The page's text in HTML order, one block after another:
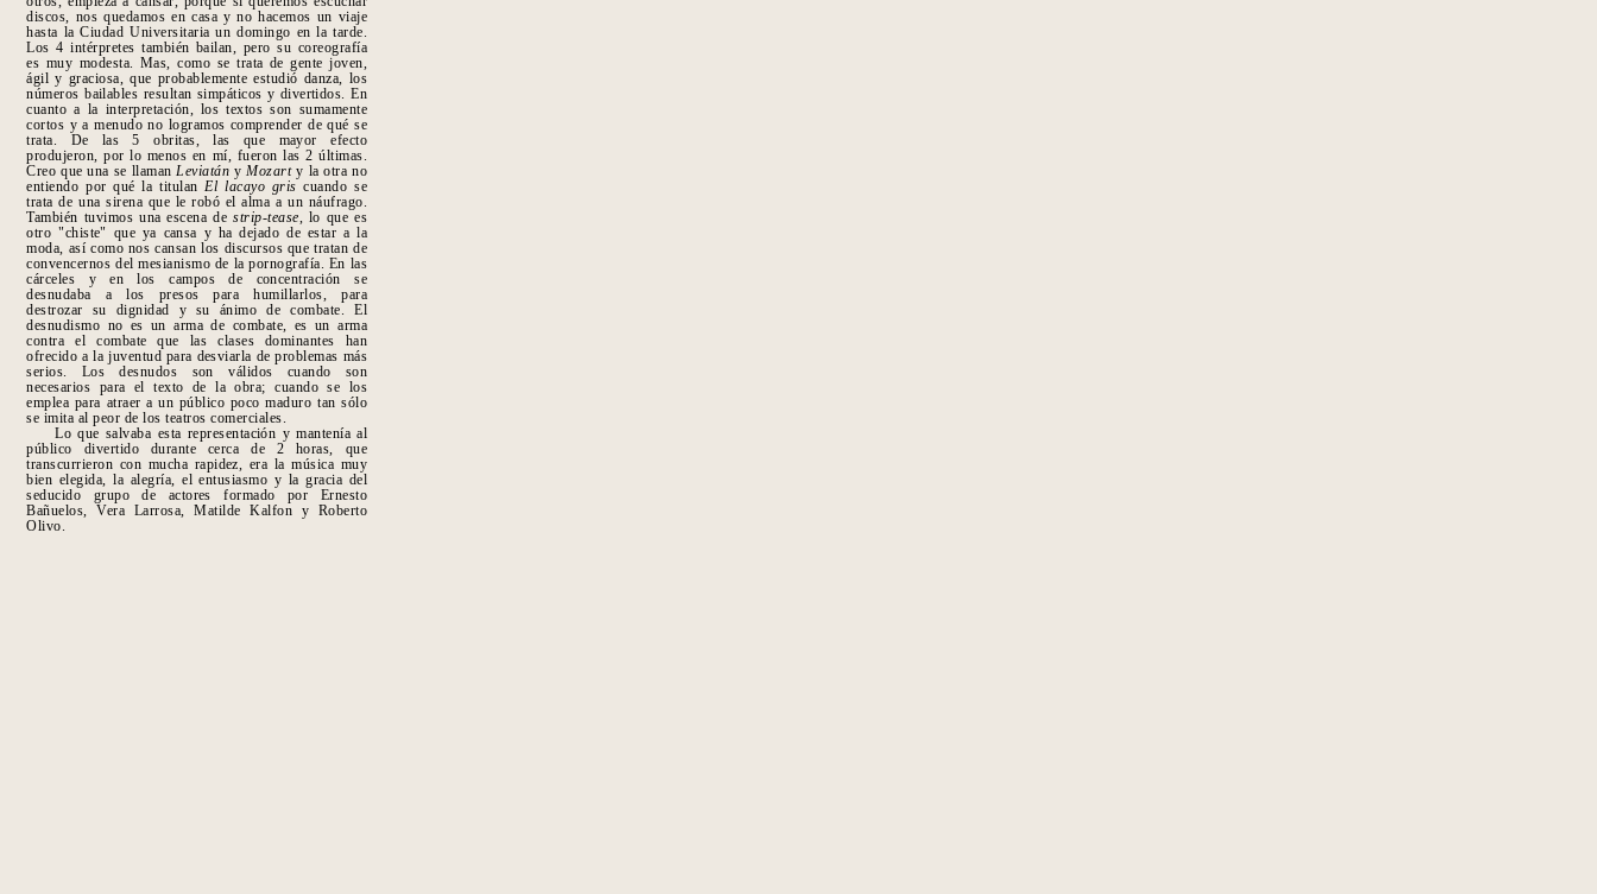
discos, nos quedamos en casa y no hacemos un viaje
hasta la Ciudad Universitaria un domingo en la tarde.
Los 4 intérpretes también bailan, pero su coreografía
es muy modesta. Mas, como se trata de gente joven,
ágil y graciosa, que probablemente estudió danza, los
números bailables resultan simpáticos y divertidos. En
cuanto a la interpretación, los textos son sumamente
cortos y a menudo no logramos comprender de qué se
trata. De las 5 obritas, las que mayor efecto
produjeron, por lo menos en mí, fueron las 2 últimas.
Creo que una se llaman Leviatán y Mozart y la otra no
entiendo por qué la titulan El lacayo gris cuando se
trata de una sirena que le robó el alma a un náufrago.
También tuvimos una escena destrip-tease , lo que es
otro "chiste" que ya cansa y ha dejado de estar a la
moda, así como nos cansan los discursos que tratan de
convencernos del mesianismo de la pornografía. En las
cárceles y en los campos de concentración se
desnudaba a los presos para humillarlos, para
destrozar su dignidad y su ánimo de combate. El
desnudismo no es un arma de combate, es un arma
contra el combate que las clases dominantes han
ofrecido a la juventud para desviarla de problemas más
serios. Los desnudos son válidos cuando son
necesarios para el texto de la obra; cuando se los
emplea para atraer a un público poco maduro tan sólo
se imita al peor de los teatros comerciales.
Lo que salvaba esta representación y mantenía al
público divertido durante cerca de 2 horas, que
transcurrieron con mucha rapidez, era la música muy
bien elegida, la alegría, el entusiasmo y la gracia del
seducido grupo de actores formado por Ernesto
Bañuelos, Vera Larrosa, Matilde Kalfon y Roberto
Olivo.